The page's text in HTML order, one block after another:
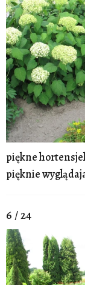
piękne
pięknie
6 / 24